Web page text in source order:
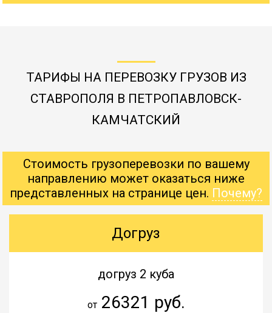
ТАРИФЫ НА ПЕРЕВОЗКУ ГРУЗОВ ИЗ
СТАВРОПОЛЯ В ПЕТРОПАВЛОВСК-
КАМЧАТСКИЙ
Стоимость грузоперевозки по вашему
направлению может оказаться ниже
представленных на странице цен. Почему?
Догруз
догруз 2 куба
от26321 руб.